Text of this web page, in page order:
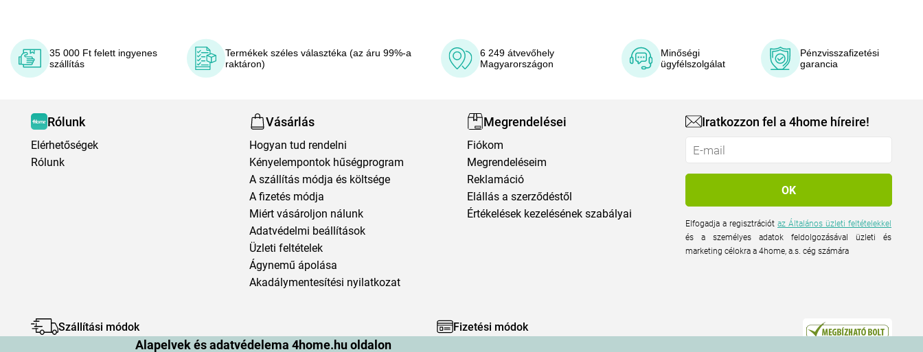
Alapelvek és adatvédelema 4home.hu oldalon
35 000 Ft felett ingyenes
szállítás
Termékek széles választéka (az áru 99%-a
raktáron)
6 249 átvevőhely
Magyarországon
Minőségi
ügyfélszolgálat
Pénzvisszafizetési
garancia
Rólunk
Elérhetőségek
Rólunk
Vásárlás
Hogyan tud rendelni
Kényelempontok hűségprogram
A szállítás módja és költsége
A fizetés módja
Miért vásároljon nálunk
Adatvédelmi beállítások
Üzleti feltételek
Ágynemű ápolása
Akadálymentesítési nyilatkozat
Megrendelései
Fiókom
Megrendeléseim
Reklamáció
Elállás a szerződéstől
Értékelések kezelésének szabályai
Iratkozzon fel a 4home híreire!
Elfogadja a regisztrációtaz Általános üzleti feltételekkel
és a személyes adatok feldolgozásával üzleti és
marketing célokra a 4home, a.s. cég számára
Szállítási módok Fizetési módok